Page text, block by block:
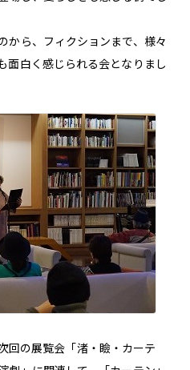
から、フィクションまで、様々
面白く感じられる会となりまし
回の展覧会「渚・瞼・カーテ